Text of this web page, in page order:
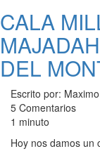
CALA
DEL
Escrito por: Maximo
5 Comentarios
1 minuto
Hoy nos damos un